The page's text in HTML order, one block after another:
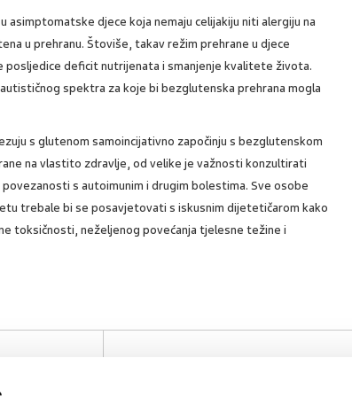
djece koja nemaju celijakiju niti alergiju na
u prehranu. Štoviše, takav režim prehrane u djece
posljedice deficit nutrijenata i smanjenje kvalitete života.
spektra za koje bi bezglutenska prehrana mogla
s glutenom samoincijativno započinju s bezglutenskom
na vlastito zdravlje, od velike je važnosti konzultirati
s autoimunim i drugim bolestima. Sve osobe
trebale bi se posavjetovati s iskusnim dijetetičarom kako
toksičnosti, neželjenog povećanja tjelesne težine i